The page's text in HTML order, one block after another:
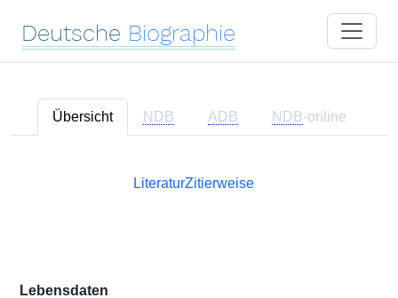
Deutsche Biographie
Übersicht NDB ADB NDB-online
LiteraturZitierweise
Lebensdaten